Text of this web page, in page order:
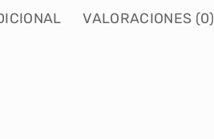
VALORACIONES (0)